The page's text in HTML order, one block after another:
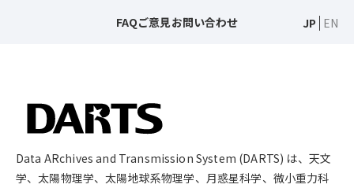
FAQご意見お問い合わせ JP EN
Data ARchives and Transmission System (DARTS) は、天文
学、太陽物理学、太陽地球系物理学、月惑星科学、微小重力科